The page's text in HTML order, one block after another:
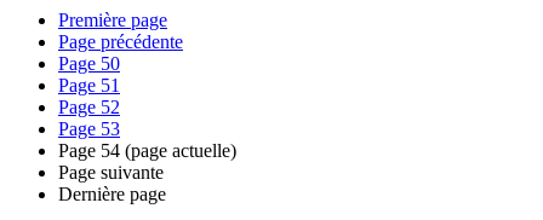
Première page
Page précédente
Page 50
Page 51
Page 52
Page 53
Page 54 (page actuelle)
Page suivante
Dernière page